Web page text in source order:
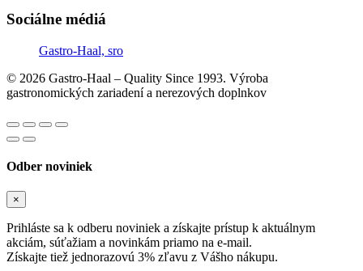
Sociálne médiá
Gastro-Haal, sro
© 2026 Gastro-Haal – Quality Since 1993. Výroba
gastronomických zariadení a nerezových doplnkov
Odber noviniek
×
Prihláste sa k odberu noviniek a získajte prístup k aktuálnym
akciám, súťažiam a novinkám priamo na e-mail.
Získajte tiež jednorazovú 3% zľavu z Vášho nákupu.